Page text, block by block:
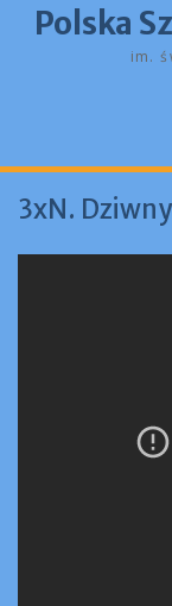
Polska
im.
3xN.